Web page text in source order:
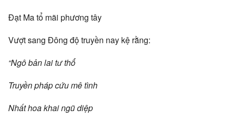
Đạt Ma tổ mãi phương tây
Vượt sang Đông độ truyền nay kệ rằng:
“Ngô bản lai tư thổ
Truyền pháp cứu mê tình
Nhất hoa khai ngũ diệp